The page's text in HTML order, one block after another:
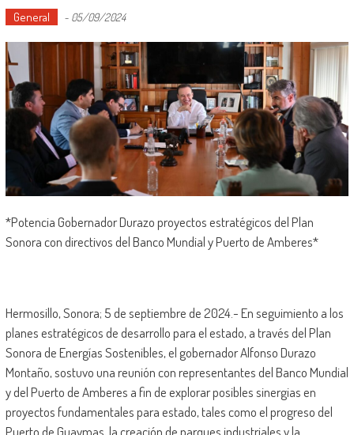
General - 05/09/2024
*Potencia Gobernador Durazo proyectos estratégicos del Plan
Sonora con directivos del Banco Mundial y Puerto de Amberes*
Hermosillo, Sonora; 5 de septiembre de 2024.- En seguimiento a los
planes estratégicos de desarrollo para el estado, a través del Plan
Sonora de Energías Sostenibles, el gobernador Alfonso Durazo
Montaño, sostuvo una reunión con representantes del Banco Mundial
y del Puerto de Amberes a fin de explorar posibles sinergias en
proyectos fundamentales para estado, tales como el progreso del